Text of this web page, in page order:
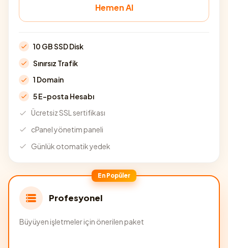
Hemen Al
10 GB SSD Disk
Sınırsız Trafik
1 Domain
5 E-posta Hesabı
Ücretsiz SSL sertifikası
cPanel yönetim paneli
Günlük otomatik yedek
En Popüler
Profesyonel
Büyüyen işletmeler için önerilen paket